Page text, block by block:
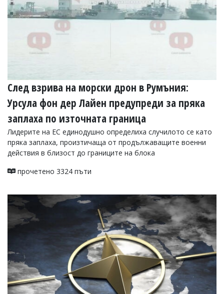
След взрива на морски дрон в Румъния:
Урсула фон дер Лайен предупреди за пряка
заплаха по източната граница
Лидерите на ЕС единодушно определиха случилото се като
пряка заплаха, произтичаща от продължаващите военни
действия в близост до границите на блока
прочетено 3324 пъти